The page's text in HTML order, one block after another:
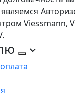
Viessmann,